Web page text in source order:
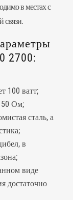
в местах с
связи.
2700:
100 ватт;
50 Ом;
сталь, а
в
виде
достаточно